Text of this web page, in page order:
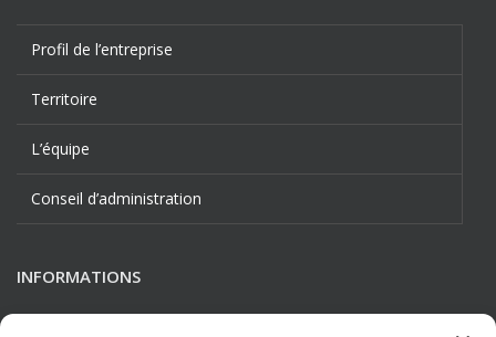
Profil de l’entreprise
Territoire
L’équipe
Conseil d’administration
INFORMATIONS